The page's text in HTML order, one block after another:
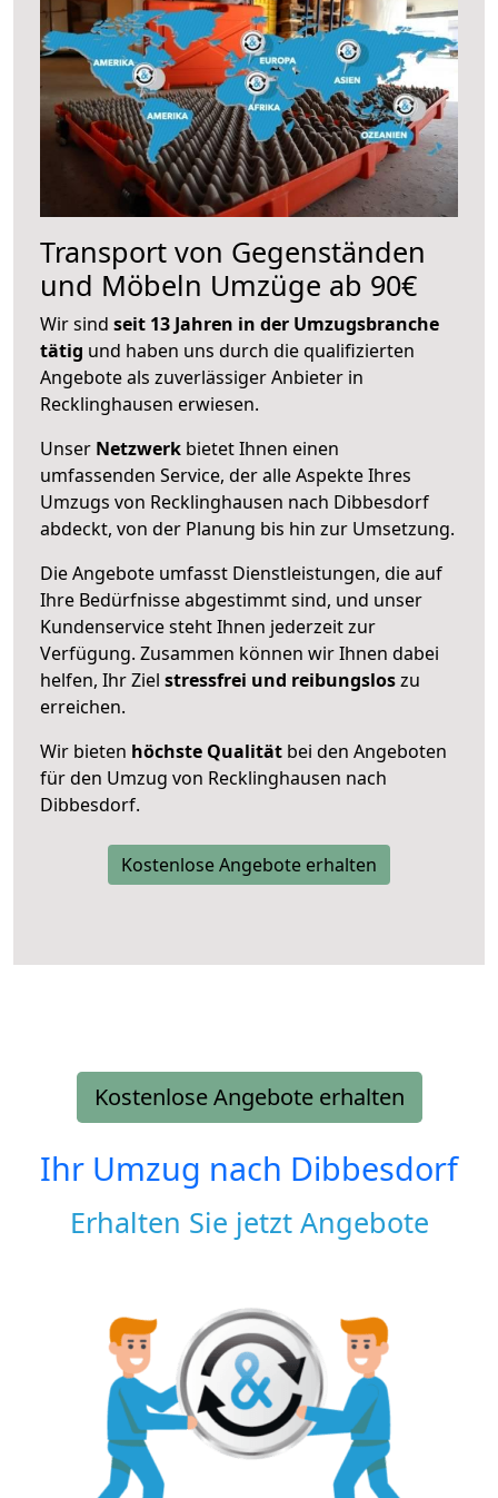
Transport von Gegenständen
und Möbeln Umzüge ab 90€
Wir sind seit 13 Jahren in der Umzugsbranche
tätig und haben uns durch die qualifizierten
Angebote als zuverlässiger Anbieter in
Recklinghausen erwiesen.
Unser Netzwerk bietet Ihnen einen
umfassenden Service, der alle Aspekte Ihres
Umzugs von Recklinghausen nach Dibbesdorf
abdeckt, von der Planung bis hin zur Umsetzung.
Die Angebote umfasst Dienstleistungen, die auf
Ihre Bedürfnisse abgestimmt sind, und unser
Kundenservice steht Ihnen jederzeit zur
Verfügung. Zusammen können wir Ihnen dabei
helfen, Ihr Ziel stressfrei und reibungsloszu
erreichen.
Wir bieten höchste Qualität bei den Angeboten
für den Umzug von Recklinghausen nach
Dibbesdorf.
Kostenlose Angebote erhalten
Kostenlose Angebote erhalten
Ihr Umzug nach Dibbesdorf
Erhalten Sie jetzt Angebote